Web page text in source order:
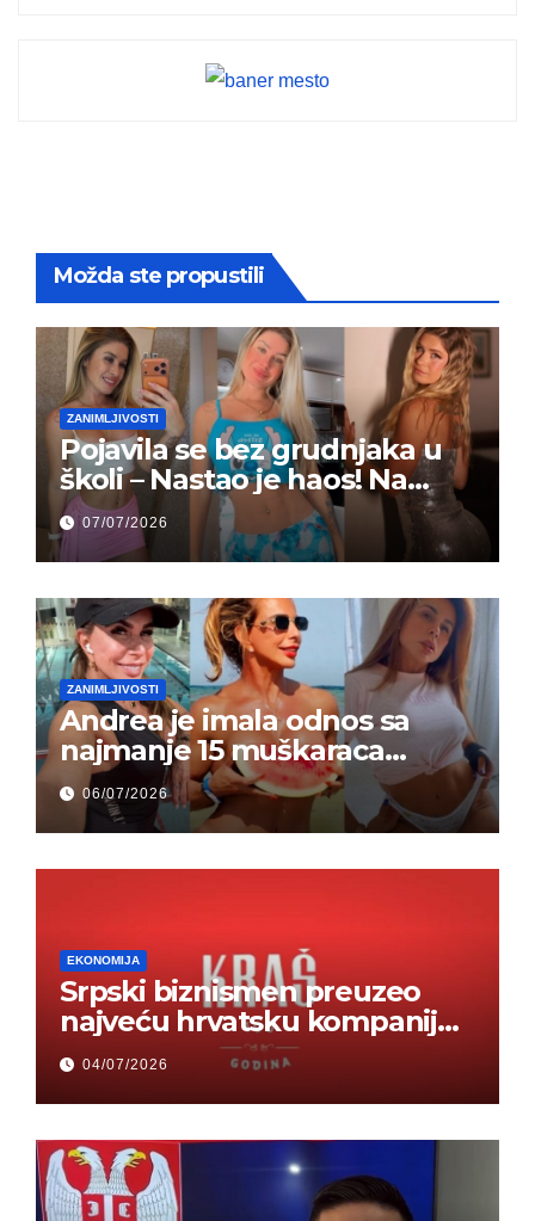
Možda ste propustili
ZANIMLJIVOSTI
Pojavila se bez grudnjaka u
školi – Nastao je haos! Na
grupi je majke napale (FOTO)
07/07/2026
ZANIMLJIVOSTI
Andrea je imala odnos sa
najmanje 15 muškaraca
odjednom – „Doktor mi je
rekao…“ (FOTO)
06/07/2026
EKONOMIJA
Srpski biznismen preuzeo
najveću hrvatsku kompaniju i
ponos zemlje – Hrvati ne
mogu da veruju
04/07/2026